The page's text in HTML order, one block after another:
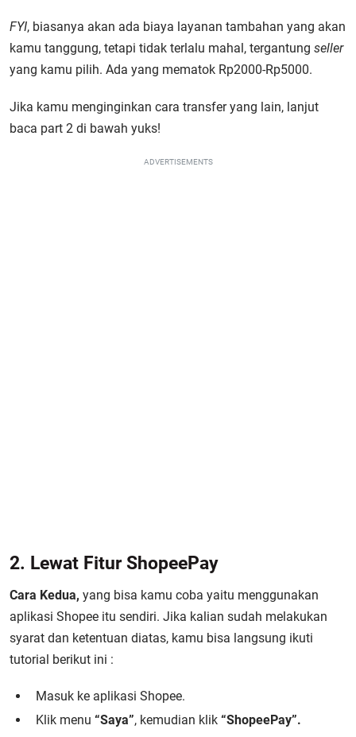
FYI, biasanya akan ada biaya layanan tambahan yang akan
kamu tanggung, tetapi tidak terlalu mahal, tergantung seller
yang kamu pilih. Ada yang mematok Rp2000-Rp5000.
Jika kamu menginginkan cara transfer yang lain, lanjut
baca part 2 di bawah yuks!
ADVERTISEMENTS
2. Lewat Fitur ShopeePay
Cara Kedua, yang bisa kamu coba yaitu menggunakan
aplikasi Shopee itu sendiri. Jika kalian sudah melakukan
syarat dan ketentuan diatas, kamu bisa langsung ikuti
tutorial berikut ini :
Masuk ke aplikasi Shopee.
Klik menu “Saya”, kemudian klik “ShopeePay”.